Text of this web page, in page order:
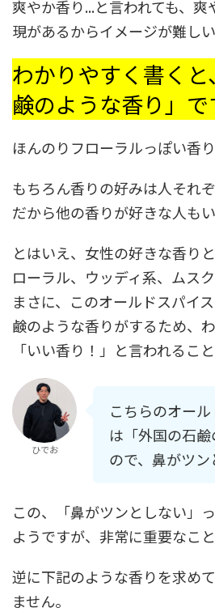
爽やか香り...と言われても、
現があるからイメージが難しい
わかりやすく書く
鹸のような香り」で
ほんのりフローラルっぽい香り
もちろん香りの好みは人それ
だから他の香りが好きな人も
とはいえ、女性の好きな香り
ローラル、ウッディ系、ムス
まさに、このオールドスパイ
鹸のような香りがするため、
「いい香り！」と言われるこ
ひでお
こちらのオー
は「外国の石
ので、鼻がツン
この、「鼻がツンとしない」
ようですが、非常に重要なこ
逆に下記のような香りを求め
ません。